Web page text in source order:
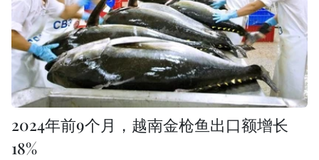
2024年前9个月，越南金枪鱼出口额增长
18%